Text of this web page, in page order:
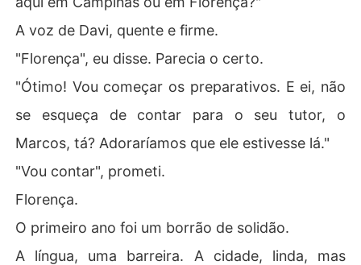
A voz de Davi, quente e firme.
"Florença", eu disse. Parecia o certo.
"Ótimo! Vou começar os preparativos. E ei, não
se esqueça de contar para o seu tutor, o
Marcos, tá? Adoraríamos que ele estivesse lá."
"Vou contar", prometi.
Florença.
O primeiro ano foi um borrão de solidão.
A língua, uma barreira. A cidade, linda, mas